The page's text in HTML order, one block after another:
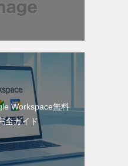
Workspace無料
全ガイド